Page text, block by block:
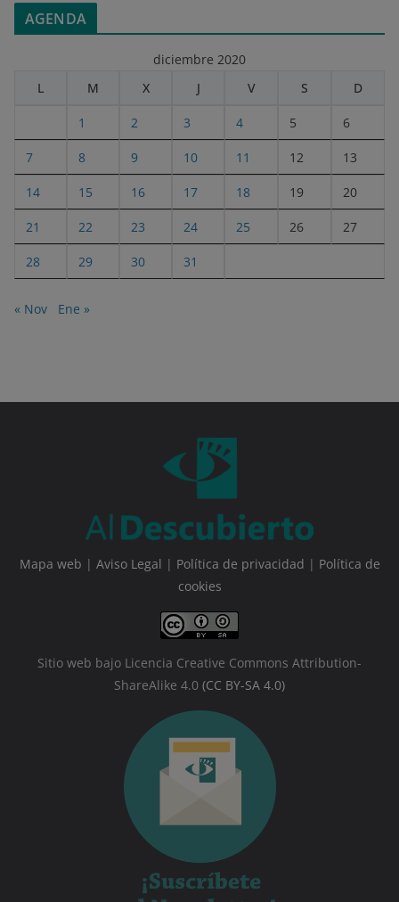
AGENDA
diciembre 2020
L
M X J V S D
1 2 3 4 5 6
7 8 9 10 11 12 13
14 15 16 17 18 19 20
21 22 23 24 25 26 27
28 29 30 31
« Nov Ene »
Mapa web | Aviso Legal | Política de privacidad | Política de
cookies
Sitio web bajo Licencia Creative Commons Attribution-
ShareAlike 4.0 (CC BY-SA 4.0)